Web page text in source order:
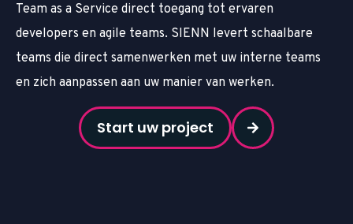
Team as a Service direct toegang tot ervaren
developers en agile teams. SIENN levert schaalbare
teams die direct samenwerken met uw interne teams
en zich aanpassen aan uw manier van werken.
Start uw project